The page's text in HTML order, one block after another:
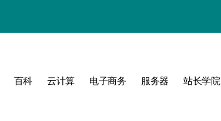
百科 云计算 电子商务 服务器 站长学院